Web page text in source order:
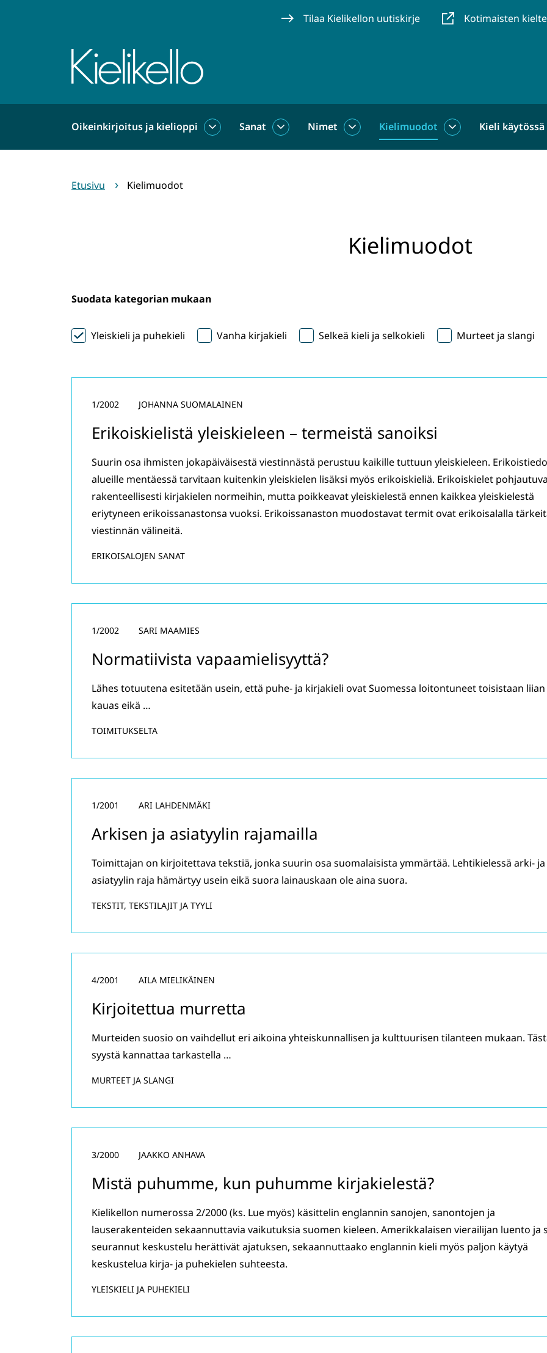
Tilaa Kielikellon uutiskirje Kotimaisten
Etusivu
Oikeinkirjoitus ja kielioppi
Oikeinkirjoitus
Sanat
Sanat
Nimet
NimetKielimuodot
KielimuodotKieli käytössä
Etusivu Kielimuodot
Kielimuodot
Suodata kategorian mukaan
Yleiskieli ja puhekieli Vanha kirjakieli Selkeä kieli ja selkokieli Murteet ja slangi
Erikoiskielistä yleiskieleen – termeistä sanoiksi
1/2002 JOHANNA SUOMALAINEN
Suurin osa ihmisten jokapäiväisestä viestinnästä perustuu kaikille tuttuun yleiskieleen.
alueille mentäessä tarvitaan kuitenkin yleiskielen lisäksi myös erikoiskieliä. Erikoiskielet
rakenteellisesti kirjakielen normeihin, mutta poikkeavat yleiskielestä ennen kaikkea yleiskielestä
eriytyneen erikoissanastonsa vuoksi. Erikoissanaston muodostavat termit ovat erikoisalalla
viestinnän välineitä.
ERIKOISALOJEN SANAT
Normatiivista vapaamielisyyttä?
1/2002 SARI MAAMIES
Lähes totuutena esitetään usein, että puhe- ja kirjakieli ovat Suomessa loitontuneet toisistaan liian
kauas eikä …
TOIMITUKSELTA
Arkisen ja asiatyylin rajamailla
1/2001 ARI LAHDENMÄKI
Toimittajan on kirjoitettava tekstiä, jonka suurin osa suomalaisista ymmärtää. Lehtikielessä arki- ja
asiatyylin raja hämärtyy usein eikä suora lainauskaan ole aina suora.
TEKSTIT, TEKSTILAJIT JA TYYLI
Kirjoitettua murretta
4/2001 AILA MIELIKÄINEN
Murteiden suosio on vaihdellut eri aikoina yhteiskunnallisen ja kulttuurisen tilanteen mukaan.
syystä kannattaa tarkastella …
MURTEET JA SLANGI
Mistä puhumme, kun puhumme kirjakielestä?
3/2000 JAAKKO ANHAVA
Kielikellon numerossa 2/2000 (ks. Lue myös) käsittelin englannin sanojen, sanontojen ja
lauserakenteiden sekaannuttavia vaikutuksia suomen kieleen. Amerikkalaisen vierailijan luento ja
seurannut keskustelu herättivät ajatuksen, sekaannuttaako englannin kieli myös paljon käytyä
keskustelua kirja- ja puhekielen suhteesta.
YLEISKIELI JA PUHEKIELI